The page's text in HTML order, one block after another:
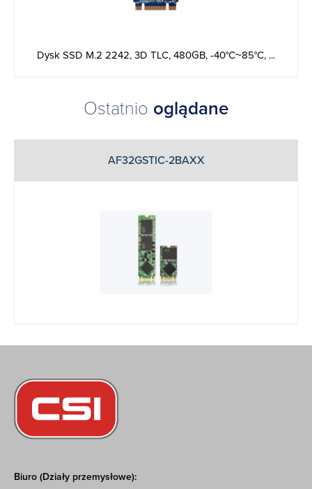
Dysk SSD M.2 2242, 3D TLC, 480GB, -40°C~85°C, ...
Ostatnio oglądane
AF32GSTIC-2BAXX
Biuro (Działy przemysłowe):